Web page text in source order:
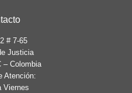
# 7-65
Justicia
– Colombia
Atención:
Viernes